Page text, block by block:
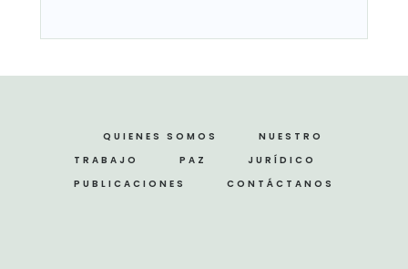
QUIENES SOMOS
NUESTRO
TRABAJO
PAZ
JURÍDICO
PUBLICACIONES
CONTÁCTANOS